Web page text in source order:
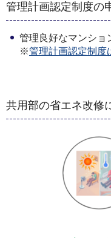
管理計画認定制度の
管理良好なマンショ
※管理計画認定制度
共用部の省エネ改修